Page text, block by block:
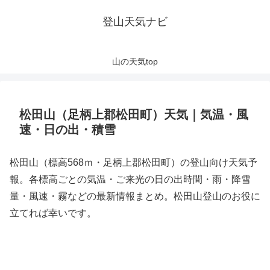
登山天気ナビ
山の天気top
松田山（足柄上郡松田町）天気｜気温・風
速・日の出・積雪
松田山（標高568ｍ・足柄上郡松田町）の登山向け天気予
報。各標高ごとの気温・ご来光の日の出時間・雨・降雪
量・風速・霧などの最新情報まとめ。松田山登山のお役に
立てれば幸いです。